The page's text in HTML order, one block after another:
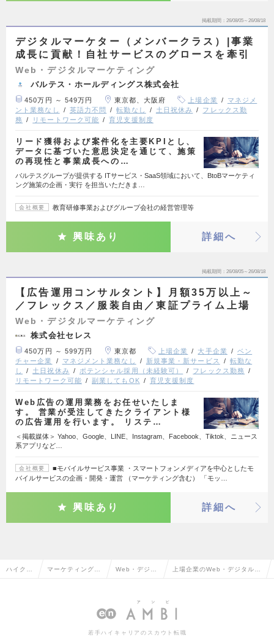
掲載期間 26/08/05～26/08/18
デジタルマーケター（メンバークラス）|事業
成長に貢献！自社サービスのグロースを牽引
Web・デジタルマーケティング
バルテス・ホールディングス株式会社
450万円 ～ 549万円 東京都、大阪府 上場企業
マネジメ
ント業務なし
英語力不問 転勤なし 土日祝休み
フレックス勤
務
リモートワーク可能 育児支援制度
リード獲得および案件化を主要KPIとし、
データに基づいた意思決定を通じて、施策
の再現性と事業成長への…
バルテスグループが提供する ITサービス・SaaS領域において、BtoBマーケティ
ング施策の企画・実行 を担当いただきま…
会社概要 教育研修事業およびグループ会社の経営管理等
興味あり 詳細へ
掲載期間 26/08/05～26/08/18
【広告運用コンサルタント】月額35万以上～
／フレックス／服装自由／東証プライム上場
Web・デジタルマーケティング
株式会社セレス
450万円 ～ 599万円 東京都 上場企業 大手企業
ベン
チャー企業
マネジメント業務なし 新規事業・新サービス
転勤な
し
土日祝休み ポテンシャル採用（未経験可）
フレックス勤務
リモートワーク可能
副業してもOK 育児支援制度
Web広告の運用業務をお任せいたしま
す。 営業が受注してきたクライアント様
の広告運用を行います。 リステ…
＜掲載媒体＞ Yahoo、Google、LINE、Instagram、Facebook、Tiktok、ニュース
系アプリなど…
会社概要
■モバイルサービス事業 ・スマートフォンメディアを中心としたモ
バイルサービスの企画・開発・運営 （マーケティング含む） 「モッ…
興味あり 詳細へ
ハイクラ マーケティング・ Web・デジタ 上場企業のWeb・デジタルマ
報一覧
若手ハイキャリアのスカウト転職